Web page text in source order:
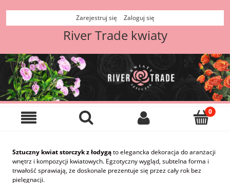
Zarejestruj się Zaloguj się
River Trade kwiaty
Sztuczny kwiat storczyk z łodygąto elegancka dekoracja do aranżacji
wnętrz i kompozycji kwiatowych. Egzotyczny wygląd, subtelna forma i
trwałość sprawiają, że doskonale prezentuje się przez cały rok bez
pielęgnacji.